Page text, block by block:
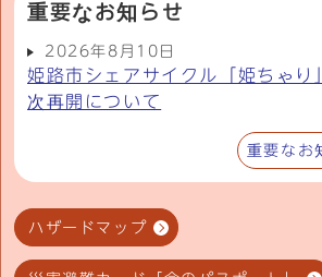
重要なお知らせ
2026年8月10日
姫路市シェアサイクル「姫ちゃり
次再開について
重要なお
ハザードマップ